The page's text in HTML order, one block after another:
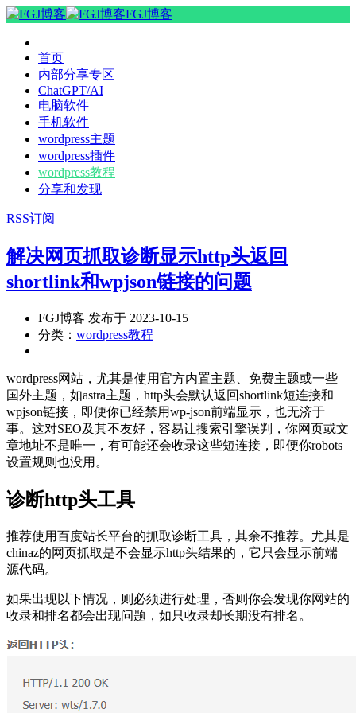
FGJ博客
首页
内部分享专区
ChatGPT/AI
电脑软件
手机软件
wordpress主题
wordpress插件
wordpress教程
分享和发现
RSS订阅
解决网页抓取诊断显示http头返回
shortlink和wpjson链接的问题
FGJ博客 发布于 2023-10-15
分类： wordpress教程
wordpress网站，尤其是使用官方内置主题、免费主题或一些
国外主题，如astra主题，http头会默认返回shortlink短连接和
wpjson链接，即便你已经禁用wp-json前端显示，也无济于
事。这对SEO及其不友好，容易让搜索引擎误判，你网页或文
章地址不是唯一，有可能还会收录这些短连接，即便你robots
设置规则也没用。
诊断http头工具
推荐使用百度站长平台的抓取诊断工具，其余不推荐。尤其是
chinaz的网页抓取是不会显示http头结果的，它只会显示前端
源代码。
如果出现以下情况，则必须进行处理，否则你会发现你网站的
收录和排名都会出现问题，如只收录却长期没有排名。